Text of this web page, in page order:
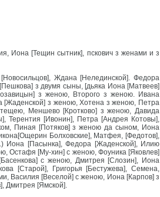
Иона [Тещин сытник], пскович з женами и з
Ждана [Нелединской]. Федора
з двумя сыны, [дьяка Иона [Матвеев]
з женою, Второго з женою. Ивана
[Жаденской] з женою, Хотена з женою, Петра
Меншево [Кротково] з женою, Давида
Терентия [Ивонин], Петра [Андрея Котовы],
Пиная [Потяков] з женою да сыном, Иона
Болховские], Матфея, [Федотов],
Иона [Пасынка], Федора [Жаденской], Илию
Остафя [Му-хин] с женою, Фоуника [Яковлев]
с женою, Дмитрея [Слозин], Иона
[Старой], Григорья [Бестужева], Семена,
Василия [Веселой] с женою, Иона [Карпов] з
Дмитрея [Ямской].